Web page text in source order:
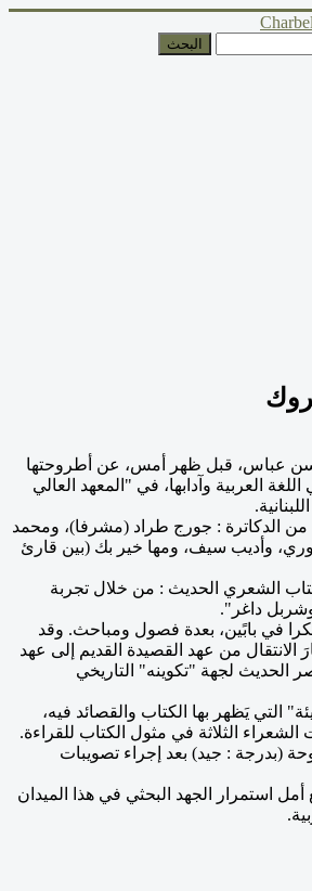
البحث
عباس، قبل ظهر أمس، عن أطروحتها
العربية وآدابها، في "المعهد العالي
الدكاترة : جورج طراد (مشرفا)، ومحمد
وأديب سيف، ومها خير بك (بين قارئ
الشعري الحديث : من خلال تجربة
داغر".
في بابًين، بعدة فصول ومباحث. وقد
الانتقال من عهد القصيدة القديم إلى عهد
الحديث لجهة "تكوينه" التاريخي
التي يَظهر بها الكتاب والقصائد فيه،
الثلاثة في مثول الكتاب للقراءة.
(بدرجة : جيد) بعد إجراء تصويبات
أمل استمرار الجهد البحثي في هذا الميدان